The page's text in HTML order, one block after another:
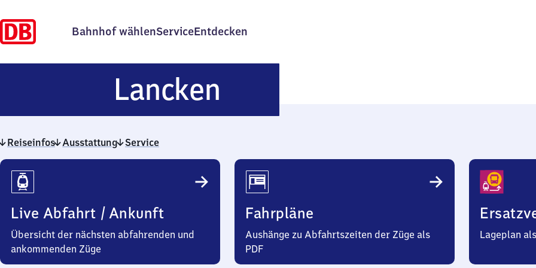
Bahnhof wählenServiceEntdecken
Lancken
Reiseinfos Ausstattung Service
Reiseinfos
Live Abfahrt / Ankunft
Übersicht der nächsten abfahrenden und
ankommenden Züge
Fahrpläne
Aushänge zu Abfahrtszeiten der Züge als
PDF
Lageplan